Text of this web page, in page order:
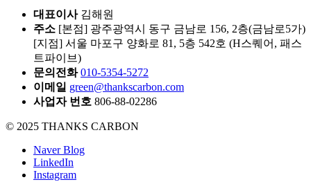
대표이사김해원
주소 [본점] 광주광역시 동구 금남로 156, 2층(금남로5가)
[지점] 서울 마포구 양화로 81, 5층 542호 (H스퀘어, 패스
트파이브)
문의전화 010-5354-5272
이메일 green@thankscarbon.com
사업자 번호 806-88-02286
© 2025 THANKS CARBON
Naver Blog
LinkedIn
Instagram